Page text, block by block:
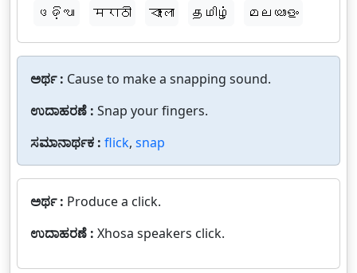
ଓଡ଼ିଆ
मराठी বাংলা தமிழ் മലയാളം
ಅರ್ಥ : Cause to make a snapping sound.
ಉದಾಹರಣೆ : Snap your fingers.
ಸಮಾನಾರ್ಥಕ : flick, snap
ಅರ್ಥ : Produce a click.
ಉದಾಹರಣೆ : Xhosa speakers click.